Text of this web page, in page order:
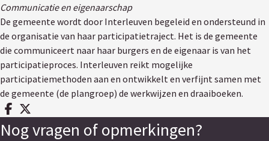
Communicatie en eigenaarschap
De gemeente wordt door Interleuven begeleid en ondersteund in
de organisatie van haar participatietraject. Het is de gemeente
die communiceert naar haar burgers en de eigenaar is van het
participatieproces. Interleuven reikt mogelijke
participatiemethoden aan en ontwikkelt en verfijnt samen met
de gemeente (de plangroep) de werkwijzen en draaiboeken.
Deel op facebook
Deel op X
Nog vragen of opmerkingen?